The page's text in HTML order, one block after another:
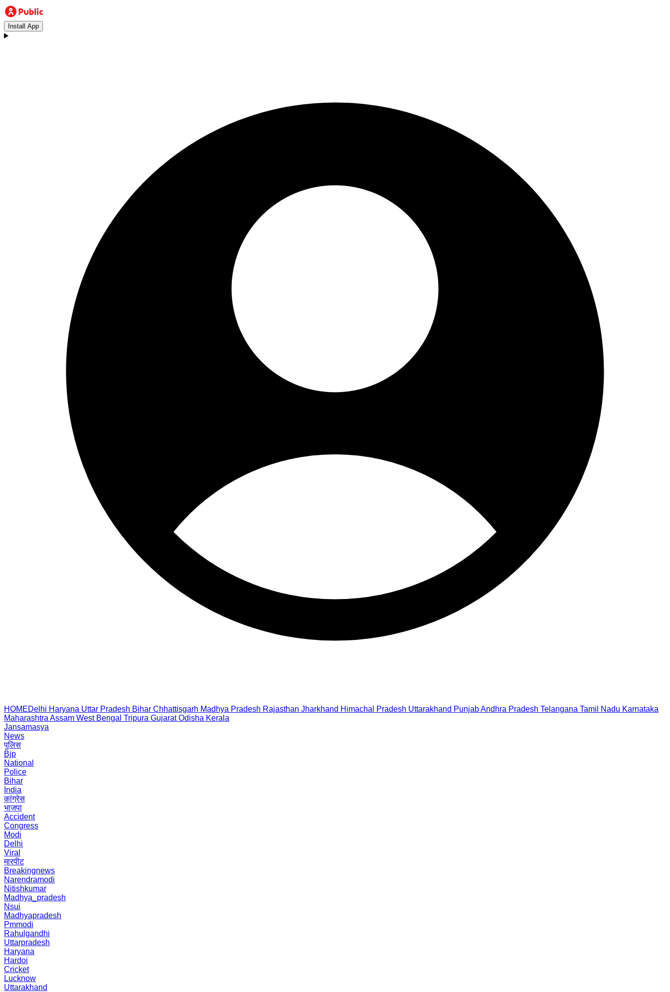
Install App
HOMEDelhi Haryana Uttar Pradesh Bihar Chhattisgarh Madhya Pradesh Rajasthan Jharkhand Himachal Pradesh Uttarakhand PunjabAndhra Pradesh Telangana Tamil Nadu Karnataka
Maharashtra Assam West Bengal Tripura Gujarat Odisha Kerala
Jansamasya
News
पुलिस
Bjp
National
Police
Bihar
India
कांग्रेस
भाजपा
Accident
Congress
Modi
Delhi
Viral
मारपीट
Breakingnews
Narendramodi
Nitishkumar
Madhya_pradesh
Nsui
Madhyapradesh
Pmmodi
Rahulgandhi
Uttarpradesh
Haryana
Hardoi
Cricket
Lucknow
Uttarakhand